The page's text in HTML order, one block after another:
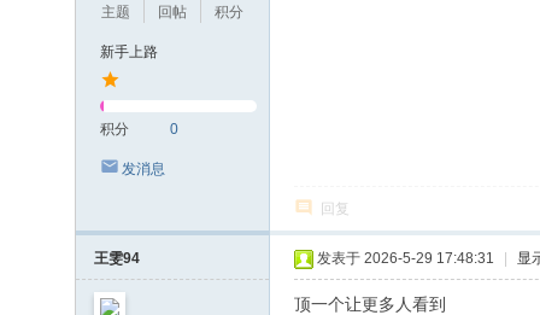
主题
回帖
积分
新手上路
积分 0
发消息
回复
王雯94 发表于 2026-5-29 17:48:31 显
顶一个让更多人看到